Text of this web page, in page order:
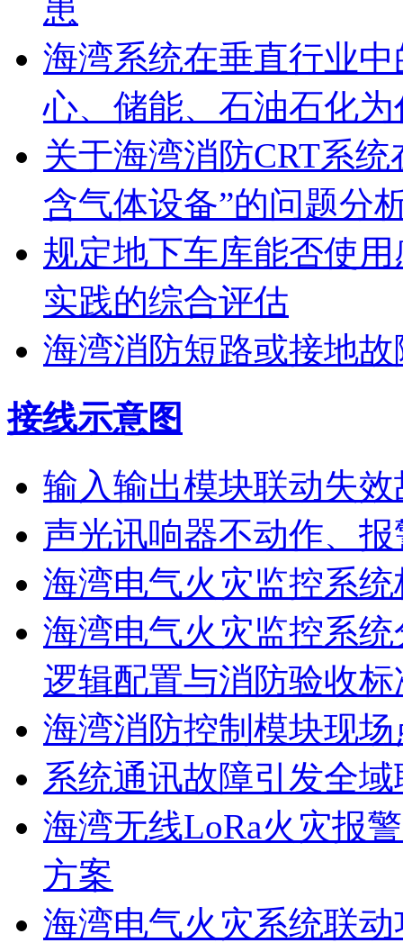
患
海湾系统在垂直行业
心、储能、石油石化
关于海湾消防CRT系
含气体设备”的问题分
规定地下车库能否使
实践的综合评估
海湾消防短路或接地
接线示意图
输入输出模块联动失效
声光讯响器不动作、
海湾电气火灾监控系
海湾电气火灾监控系
逻辑配置与消防验收标
海湾消防控制模块现
系统通讯故障引发全
海湾无线LoRa火灾报
方案
海湾电气火灾系统联